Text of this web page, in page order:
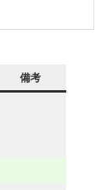
備考